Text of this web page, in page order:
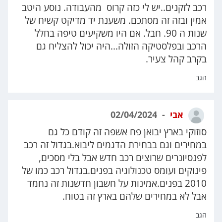
רכב לזקנים..יש לי כזה קרוס מהעבודה. נוסע היטב
אמין ובזה זה מסתכם. משענת יד מדיקט קשיח של
שנות ה 90. חבל. אם היו משקיעים טיפה בחלל
הרכב ובפלסטיקה הזולה...היה יכול להצליח גם
בקרב קהל צעיר.
הגב
אבי
סוזוקי בארץ יבואן פח אשפה זה קודם כל גם
במחירים וגם בבחירת הדגמים ליבוא.בגדול זה רכב
לפנסיונרים שרוצים רכב חדש אבל בלי מסכים,
פינוקים ועומס טכנולוגיה בפנים.בגדול רכב כמו של
2010 בפנים.אמינות על חשבון חדשנות זה נחמד
אבל לא במחירים שלהם בארץ זה בטוח.
הגב